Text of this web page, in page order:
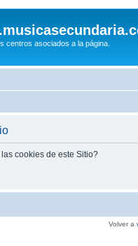
centros asociados a la página.
cookies de este Sitio?
Volver a